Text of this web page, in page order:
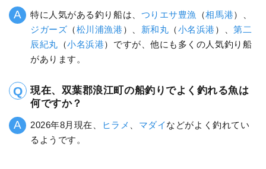
特に人気がある釣り船は、 つりエサ豊漁 （相馬港）、
ジガーズ （松川浦漁港 ）、 新和丸 （小名浜港 ）、第二
辰紀丸 （小名浜港）ですが、他にも多くの人気釣り船
があります。
現在、双葉郡浪江町の船釣りでよく釣れる魚は
何ですか？
2026年8月現在、 ヒラメ マダイなどがよく釣れてい
るようです。